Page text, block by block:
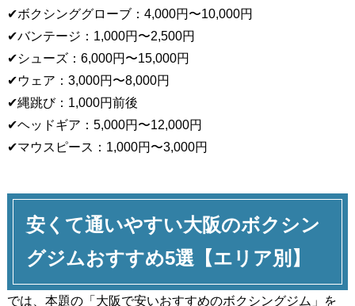
✔︎ボクシンググローブ：4,000円〜10,000円
✔︎バンテージ：1,000円〜2,500円
✔︎シューズ：6,000円〜15,000円
✔︎ウェア：3,000円〜8,000円
✔︎縄跳び：1,000円前後
✔︎ヘッドギア：5,000円〜12,000円
✔︎マウスピース：1,000円〜3,000円
安くて通いやすい大阪のボクシン
グジムおすすめ5選【エリア別】
では、本題の「大阪で安いおすすめのボクシングジム」を